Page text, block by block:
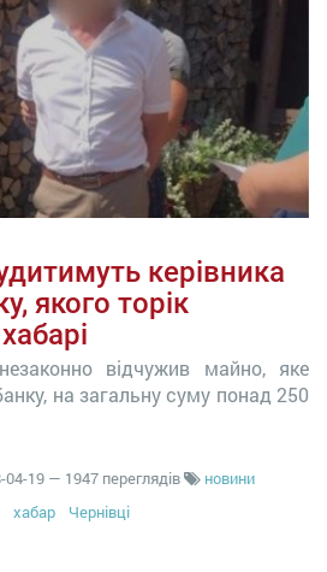
керівника
якого торік
відчужив майно, яке
на загальну суму понад 250
04-19 — 1947 переглядів
новини
хабар Чернівці